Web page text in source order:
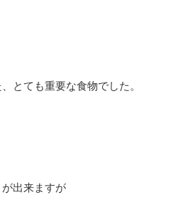
とても重要な食物でした。
出来ますが